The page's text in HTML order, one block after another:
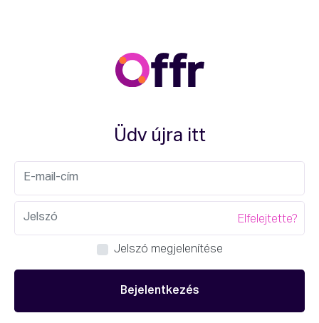
Üdv újra itt
Elfelejtette?
Jelszó megjelenítése
Bejelentkezés